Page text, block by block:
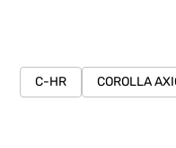
C-HR COROLLA